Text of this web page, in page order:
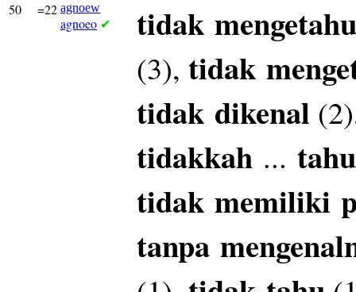
50 =22 agnoew
agnoeo ✔ tidak
(3), tidak
tidak dikenal
tidakkah ... tahu
tidak memiliki
tanpa